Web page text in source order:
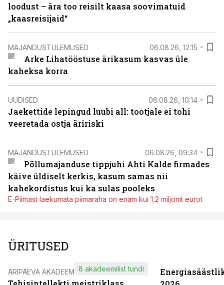
loodust – ära too reisilt kaasa soovimatuid
„kaasreisijaid“
MAJANDUSTULEMUSED 06.08.26, 12:15
Arke Lihatööstuse ärikasum kasvas üle
kaheksa korra
UUDISED 06.08.26, 10:14
Jaekettide lepingud luubi all: tootjale ei tohi
veeretada ostja äririski
MAJANDUSTULEMUSED 06.08.26, 09:34
Põllumajanduse tippjuhi Ahti Kalde firmades
käive üldiselt kerkis, kasum samas nii
kahekordistus kui ka sulas pooleks
E-Piimast laekumata piimaraha on enam kui 1,2 miljonit eurot
ÜRITUSED
ÄRIPÄEVA AKADEEMIA8 akadeemilist tundi